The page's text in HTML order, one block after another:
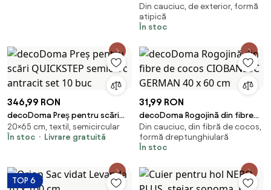
FLORI ÎN GHIVECI 45 x 75 cm
Din cauciuc, de exterior, formă
atipică
În stoc
346,99 RON
decoDoma Preş pentru scări
QUICKSTEP semicerc antracit
set 10 buc
20×65 cm, textil, semicircular
În stoc
Livrare gratuită
31,99 RON
decoDoma Rogojină din fibre
de cocos CIOBANESC GERMAN
40 x 60 cm
Din cauciuc, din fibră de cocos,
formă dreptunghiulară
În stoc
TOP 6